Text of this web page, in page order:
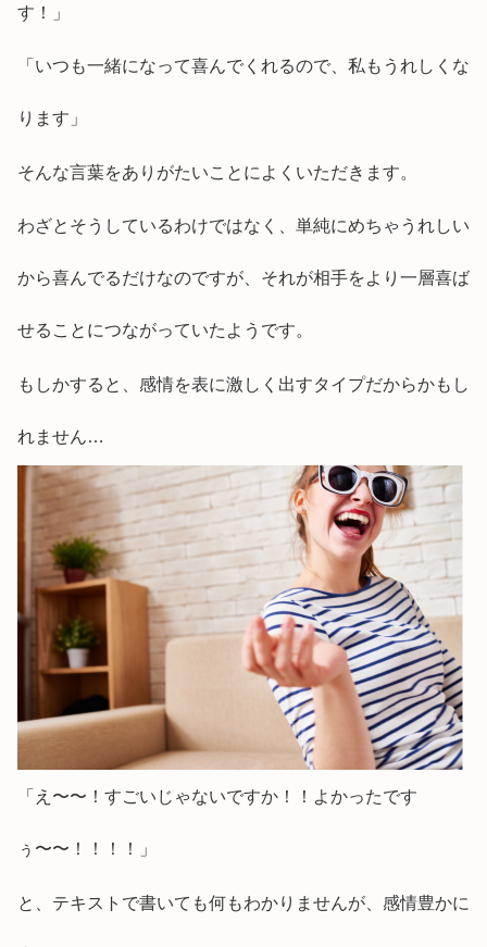
す！」
「いつも一緒になって喜んでくれるので、私もうれしくな
ります」
そんな言葉をありがたいことによくいただきます。
わざとそうしているわけではなく、単純にめちゃうれしい
から喜んでるだけなのですが、それが相手をより一層喜ば
せることにつながっていたようです。
もしかすると、感情を表に激しく出すタイプだからかもし
れません…
「え〜〜！すごいじゃないですか！！よかったです
ぅ〜〜！！！！」
と、テキストで書いても何もわかりませんが、感情豊かに